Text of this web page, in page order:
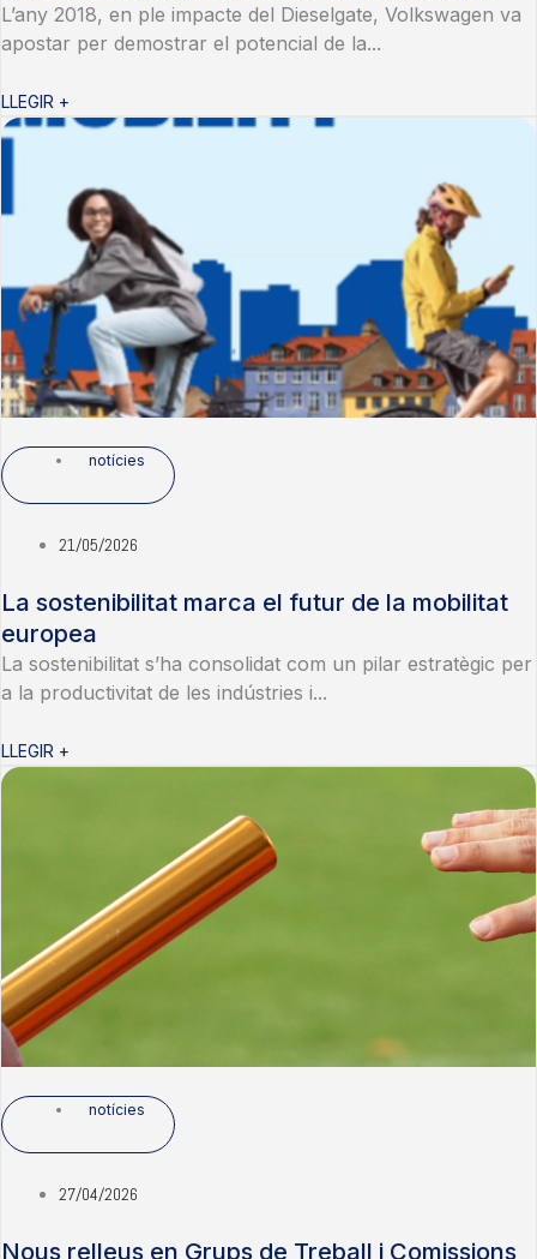
L’any 2018, en ple impacte del Dieselgate, Volkswagen va
apostar per demostrar el potencial de la...
LLEGIR +
notícies
21/05/2026
La sostenibilitat marca el futur de la mobilitat
europea
La sostenibilitat s’ha consolidat com un pilar estratègic per
a la productivitat de les indústries i...
LLEGIR +
notícies
27/04/2026
Nous relleus en Grups de Treball i Comissions